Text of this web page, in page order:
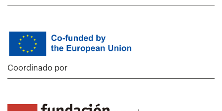
Coordinado por